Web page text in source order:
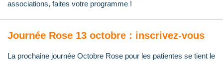
associations, faites votre programme !
Journée Rose 13 octobre : inscrivez-vous
La prochaine journée Octobre Rose pour les patientes se tient le